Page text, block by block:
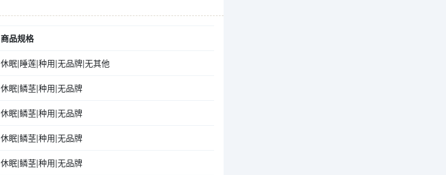
商品规格
休眠|睡莲|种用|无品牌|无其他
休眠|鳞茎|种用|无品牌
休眠|鳞茎|种用|无品牌
休眠|鳞茎|种用|无品牌
休眠|鳞茎|种用|无品牌